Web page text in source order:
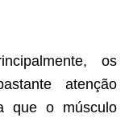
os
atenção
que o músculo